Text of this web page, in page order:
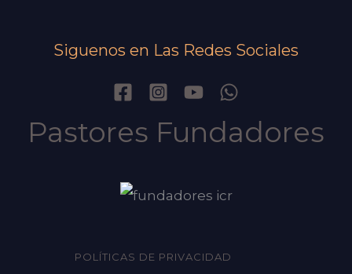
Siguenos en Las Redes Sociales
Pastores Fundadores
POLÍTICAS DE PRIVACIDAD